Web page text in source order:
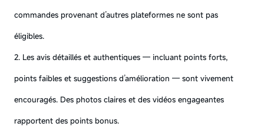
commandes provenant d’autres plateformes ne sont pas
éligibles.
2. Les avis détaillés et authentiques — incluant points forts,
points faibles et suggestions d’amélioration — sont vivement
encouragés. Des photos claires et des vidéos engageantes
rapportent des points bonus.